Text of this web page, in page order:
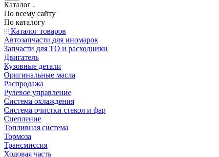
Каталог
По всему сайту
По каталогу
Каталог товаров
Автозапчасти для иномарок
Запчасти для ТО и расходники
Двигатель
Кузовные детали
Оригинальные масла
Распродажа
Рулевое управление
Система охлаждения
Система очистки стекол и фар
Сцепление
Топливная система
Тормоза
Трансмиссия
Ходовая часть